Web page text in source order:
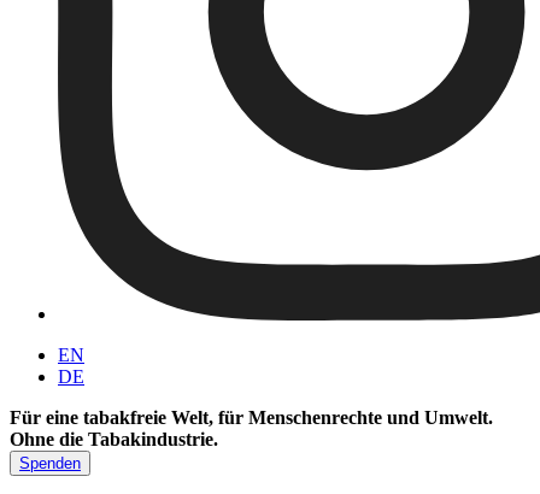
EN
DE
Für eine tabakfreie Welt, für Menschenrechte und Umwelt.
Ohne die Tabakindustrie.
Spenden